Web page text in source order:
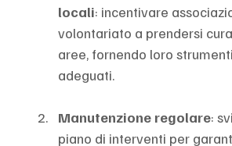
locali: incentivare
volontariato a prendersi
aree, fornendo loro
adeguati.
Manutenzione regolare:
piano di interventi per